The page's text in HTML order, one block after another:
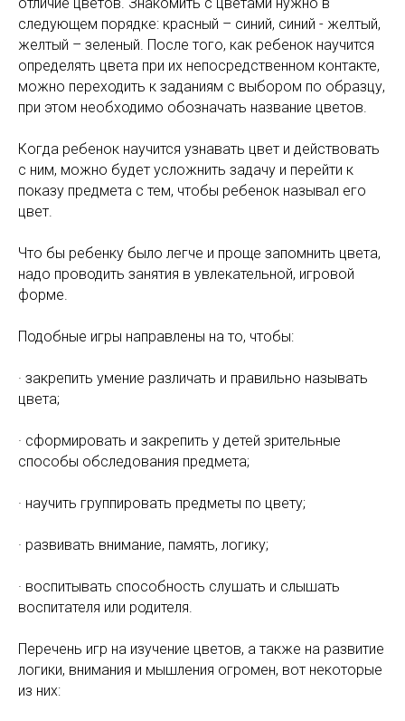
следующем порядке: красный – синий, синий - желтый,
желтый – зеленый. После того, как ребенок научится
определять цвета при их непосредственном контакте,
можно переходить к заданиям с выбором по образцу,
при этом необходимо обозначать название цветов.
Когда ребенок научится узнавать цвет и действовать
с ним, можно будет усложнить задачу и перейти к
показу предмета с тем, чтобы ребенок называл его
цвет.
Что бы ребенку было легче и проще запомнить цвета,
надо проводить занятия в увлекательной, игровой
форме.
Подобные игры направлены на то, чтобы:
· закрепить умение различать и правильно называть
цвета;
· сформировать и закрепить у детей зрительные
способы обследования предмета;
· научить группировать предметы по цвету;
· развивать внимание, память, логику;
· воспитывать способность слушать и слышать
воспитателя или родителя.
Перечень игр на изучение цветов, а также на развитие
логики, внимания и мышления огромен, вот некоторые
из них: